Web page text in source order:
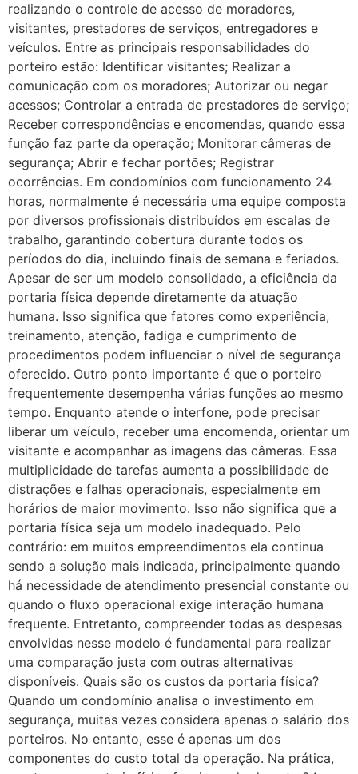
realizando o controle de acesso de moradores,
visitantes, prestadores de serviços, entregadores e
veículos. Entre as principais responsabilidades do
porteiro estão: Identificar visitantes; Realizar a
comunicação com os moradores; Autorizar ou negar
acessos; Controlar a entrada de prestadores de serviço;
Receber correspondências e encomendas, quando essa
função faz parte da operação; Monitorar câmeras de
segurança; Abrir e fechar portões; Registrar
ocorrências. Em condomínios com funcionamento 24
horas, normalmente é necessária uma equipe composta
por diversos profissionais distribuídos em escalas de
trabalho, garantindo cobertura durante todos os
períodos do dia, incluindo finais de semana e feriados.
Apesar de ser um modelo consolidado, a eficiência da
portaria física depende diretamente da atuação
humana. Isso significa que fatores como experiência,
treinamento, atenção, fadiga e cumprimento de
procedimentos podem influenciar o nível de segurança
oferecido. Outro ponto importante é que o porteiro
frequentemente desempenha várias funções ao mesmo
tempo. Enquanto atende o interfone, pode precisar
liberar um veículo, receber uma encomenda, orientar um
visitante e acompanhar as imagens das câmeras. Essa
multiplicidade de tarefas aumenta a possibilidade de
distrações e falhas operacionais, especialmente em
horários de maior movimento. Isso não significa que a
portaria física seja um modelo inadequado. Pelo
contrário: em muitos empreendimentos ela continua
sendo a solução mais indicada, principalmente quando
há necessidade de atendimento presencial constante ou
quando o fluxo operacional exige interação humana
frequente. Entretanto, compreender todas as despesas
envolvidas nesse modelo é fundamental para realizar
uma comparação justa com outras alternativas
disponíveis. Quais são os custos da portaria física?
Quando um condomínio analisa o investimento em
segurança, muitas vezes considera apenas o salário dos
porteiros. No entanto, esse é apenas um dos
componentes do custo total da operação. Na prática,